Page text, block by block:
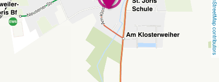
OpenStreetMap contributors